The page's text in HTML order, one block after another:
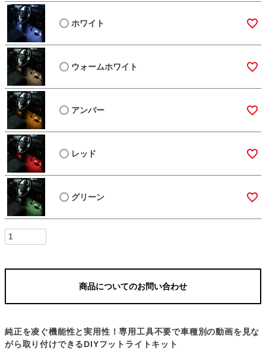
ホワイト
ウォームホワイト
アンバー
レッド
グリーン
商品についてのお問い合わせ
純正を凌ぐ機能性と実用性！専用工具不要で車種別の動画を見な
がら取り付けできるDIYフットライトキット